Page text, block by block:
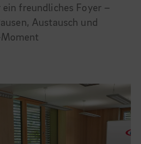
ein freundliches Foyer –
Austausch und